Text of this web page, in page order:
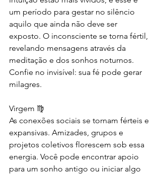
um período para gestar no silêncio
aquilo que ainda não deve ser
exposto. O inconsciente se torna fértil,
revelando mensagens através da
meditação e dos sonhos noturnos.
Confie no invisível: sua fé pode gerar
milagres.
Virgem ♍
As conexões sociais se tornam férteis e
expansivas. Amizades, grupos e
projetos coletivos florescem sob essa
energia. Você pode encontrar apoio
para um sonho antigo ou iniciar algo